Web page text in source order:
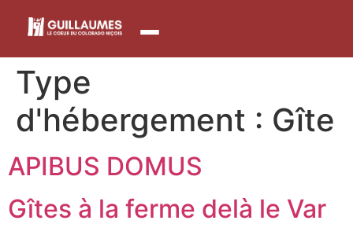
principal
Type
d'hébergement : Gîte
APIBUS DOMUS
Gîtes à la ferme delà le Var